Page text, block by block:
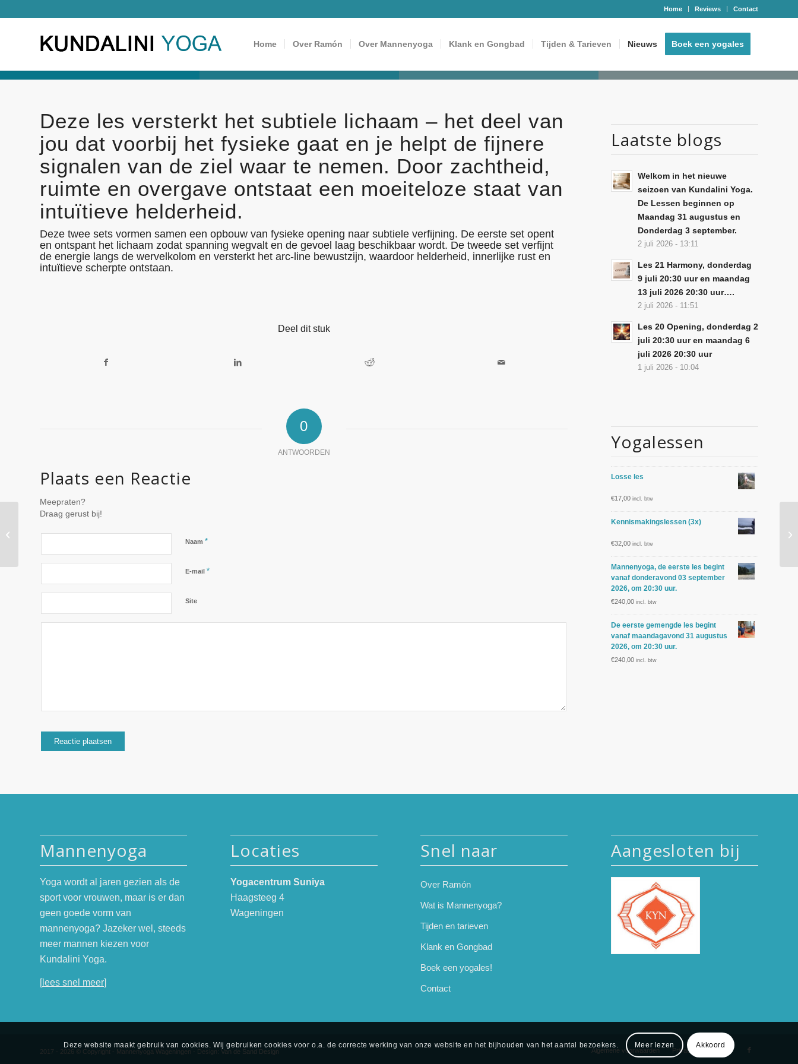
Home Reviews Contact
Home Over Ramón Over Mannenyoga Klank en Gongbad Tijden & Tarieven Nieuws Boek een yogales
Deze les versterkt het subtiele lichaam – het deel van
jou dat voorbij het fysieke gaat en je helpt de fijnere
signalen van de ziel waar te nemen. Door zachtheid,
ruimte en overgave ontstaat een moeiteloze staat van
intuïtieve helderheid.
Deze twee sets vormen samen een opbouw van fysieke opening naar subtiele verfijning. De eerste set opent
en ontspant het lichaam zodat spanning wegvalt en de gevoel laag beschikbaar wordt. De tweede set verfijnt
de energie langs de wervelkolom en versterkt het arc‑line bewustzijn, waardoor helderheid, innerlijke rust en
intuïtieve scherpte ontstaan.
Deel dit stuk
0
ANTWOORDEN
Plaats een Reactie
Meepraten?
Draag gerust bij!
Naam *
E-mail *
Site
Laatste blogs
Welkom in het nieuwe
seizoen van Kundalini Yoga.
De Lessen beginnen op
Maandag 31 augustus en
Donderdag 3 september.
2 juli 2026 - 13:11
Les 21 Harmony, donderdag
9 juli 20:30 uur en maandag
13 juli 2026 20:30 uur….
2 juli 2026 - 11:51
Les 20 Opening, donderdag 2
juli 20:30 uur en maandag 6
juli 2026 20:30 uur
1 juli 2026 - 10:04
Yogalessen
Losse les
€17,00 incl. btw
Kennismakingslessen (3x)
€32,00 incl. btw
Mannenyoga, de eerste les begint
vanaf donderavond 03 september
2026, om 20:30 uur.
€240,00 incl. btw
De eerste gemengde les begint
vanaf maandagavond 31 augustus
2026, om 20:30 uur.
€240,00 incl. btw
Mannenyoga
Yoga wordt al jaren gezien als de
sport voor vrouwen, maar is er dan
geen goede vorm van
mannenyoga? Jazeker wel, steeds
meer mannen kiezen voor
Kundalini Yoga.
[lees snel meer]
Locaties
Yogacentrum Suniya
Haagsteeg 4
Wageningen
Snel naar
Over Ramón
Wat is Mannenyoga?
Tijden en tarieven
Klank en Gongbad
Boek een yogales!
Contact
Aangesloten bij
2017 - 2026 © Copyright - Mannenyoga Wageningen - Design: Van de Sand Design Algemene voorwaarden Privacyverklaring
De Innerlijke Alchemie
seizoen maandag...
Deze website maakt gebruik van cookies. Wij gebruiken cookies voor o.a. de correcte werking van onze website en het bijhouden van het aantal bezoekers. Meer lezen Akkoord